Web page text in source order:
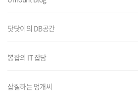
닷닷이의 DB공간
뽕잡의 IT 잡담
삽질하는 멍개씨